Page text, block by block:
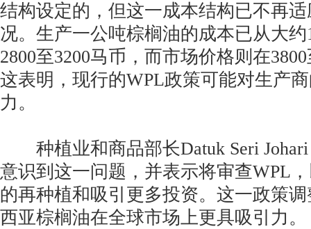
结构设定的，但这一成本结构已不再
况。生产一公吨棕榈油的成本已从大约
2800至3200马币，而市场价格则在
这表明，现行的WPL政策可能对生产
力。
种植业和商品部长Datuk Seri Johari
意识到这一问题，并表示将审查WPL
的再种植和吸引更多投资。这一政策
西亚棕榈油在全球市场上更具吸引力。